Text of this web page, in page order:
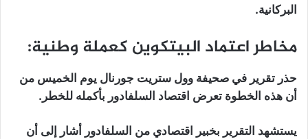
البركانية.
مخاطر اعتماد البيتكوين كعملة وطنية:
حذر تقرير في صحيفة وول ستريت جورنال يوم الخميس من
أن هذه الخطوة تعرض اقتصاد السلفادور بأكمله للخطر.
يستشهد التقرير بخبير اقتصادي من السلفادور أشار إلى أن